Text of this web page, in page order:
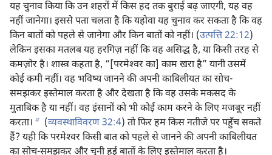
यह चुनाव किया कि उन शहरों में किस हद तक बुराई बढ़ जाएगी, यह वह
नहीं जानेगा। इससे पता चलता है कि यहोवा यह चुनाव कर सकता है कि वह
किन बातों को पहले से जानेगा और किन बातों को नहीं। (उत्पत्ति 22:12)
लेकिन इसका मतलब यह हरगिज़ नहीं कि वह असिद्ध है, या किसी तरह से
कमज़ोर है। शास्त्र कहता है, “[परमेश्‍वर का] काम खरा है” यानी उसमें
कोई कमी नहीं। वह भविष्य जानने की अपनी काबिलीयत का सोच-
समझकर इस्तेमाल करता है और देखता है कि वह उसके मकसद के
मुताबिक है या नहीं। वह इंसानों को भी कोई काम करने के लिए मजबूर नहीं
करता। b (व्यवस्थाविवरण 32:4) तो फिर हम किस नतीजे पर पहुँच सकते
हैं? यही कि परमेश्‍वर किसी बात को पहले से जानने की अपनी काबिलीयत
का सोच-समझकर और चुनी हुई बातों के लिए इस्तेमाल करता है।